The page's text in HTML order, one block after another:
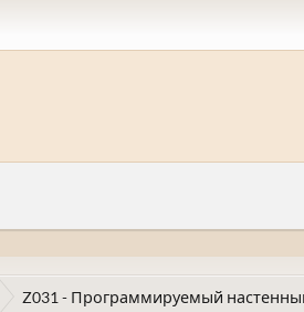
Z031 - Программируемый